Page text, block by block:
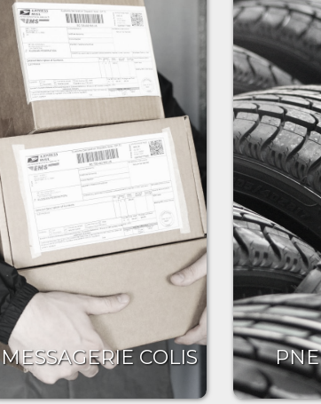
MESSAGERIE COLIS